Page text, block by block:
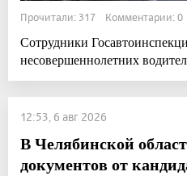
Прочитали: 317 Комментарии: 0
Сотрудники
несовершеннолетних
12:53, 6 авг 2026
В Челябинской
документов от